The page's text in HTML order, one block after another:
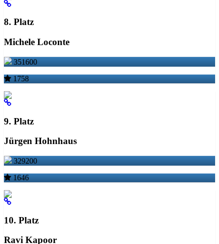
8. Platz
Michele Loconte
351600
1758
9. Platz
Jürgen Hohnhaus
329200
1646
10. Platz
Ravi Kapoor